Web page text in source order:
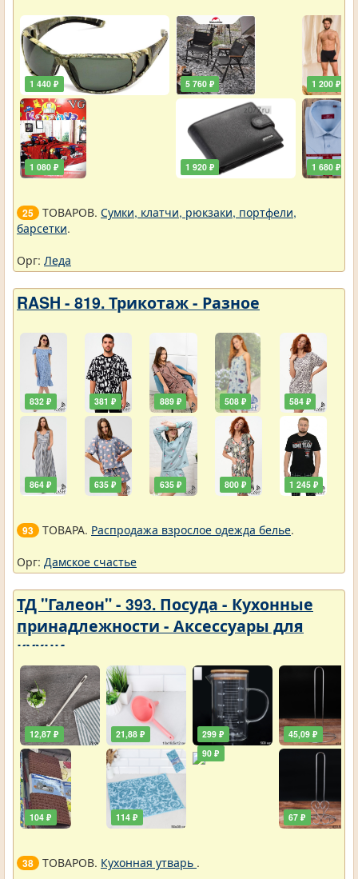
1 440 ₽
1 080 ₽
5 760 ₽
1 920 ₽
1 200 ₽
1 680 ₽
25 ТОВАРОВ. Сумки, клатчи, рюкзаки, портфели,
барсетки.
Орг: Леда
RASH - 819. Трикотаж - Разное
832 ₽
864 ₽
381 ₽
635 ₽
889 ₽
635 ₽
508 ₽
800 ₽
584 ₽
1 245 ₽
93 ТОВАРА. Распродажа взрослое одежда белье.
Орг: Дамское счастье
ТД "Галеон" - 393. Посуда - Кухонные
принадлежности - Аксессуары для
кухни
12,87 ₽
104 ₽
21,88 ₽
114 ₽
299 ₽
90 ₽
45,09 ₽
67 ₽
38 ТОВАРОВ. Кухонная утварь .